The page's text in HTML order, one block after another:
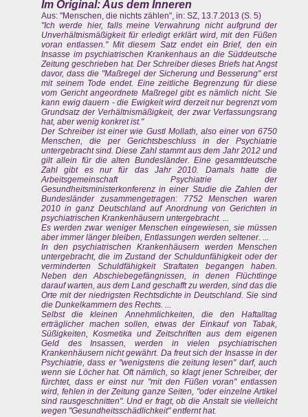
Im Original: Aus dem Inneren
Aus: "Menschen, die nichts zählen", in: SZ, 13.7.2013 (S. 5)
"Ich werde hier, falls meine Verwahrung nicht aufgrund der
Unverhältnismäßigkeit für erledigt erklärt wird, mit den Füßen
voran entlassen." Mit diesem Satz endet ein Brief, den ein
Insasse im psychiatrischen Krankenhaus an die Süddeutsche
Zeitung geschrieben hat. Der Schreiber dieses Briefs hat Angst
davor, dass die "Maßregel der Sicherung und Besserung" erst
mit seinem Tode endet. Eine zeitliche Begrenzung für diese
vom Gericht angeordnete Maßregel gibt es nämlich nicht. Sie
kann ewig dauern - die Ewigkeit wird derzeit nur begrenzt vom
Grundsatz der Verhältnismäßigkeit, der zwar Verfassungsrang
hat, aber wenig konkret ist."
Der Schreiber ist einer wie Gustl Mollath, also einer von 6750
Menschen, die per Gerichtsbeschluss in der Psychiatrie
untergebracht sind. Diese Zahl stammt aus dem Jahr 2012 und
gilt allein für die alten Bundesländer. Eine gesamtdeutsche
Zahl gibt es nur für das Jahr 2010. Damals hatte die
Arbeitsgemeinschaft Psychiatrie der
Gesundheitsministerkonferenz in einer Studie die Zahlen der
Bundesländer zusammengetragen: 7752 Menschen waren
2010 in ganz Deutschland auf Anordnung von Gerichten in
psychiatrischen Krankenhäusern untergebracht. ...
Es werden zwar weniger Menschen eingewiesen, sie müssen
aber immer länger bleiben, Entlassungen werden seltener. ...
In den psychiatrischen Krankenhäusern werden Menschen
untergebracht, die im Zustand der Schuldunfähigkeit oder der
verminderten Schuldfähigkeit Straftaten begangen haben.
Neben den Abschiebegefängnissen, in denen Flüchtlinge
darauf warten, aus dem Land geschafft zu werden, sind das die
Orte mit der niedrigsten Rechtsdichte in Deutschland. Sie sind
die Dunkelkammern des Rechts. ...
Selbst die kleinen Annehmlichkeiten, die den Haftalltag
erträglicher machen sollen, etwas der Einkauf von Tabak,
Süßigkeiten, Kosmetika und Zeitschriften aus dem eigenen
Geld des Insassen, werden in vielen psychiatrischen
Krankenhäusern nicht gewährt. Da freut sich der Insasse in der
Psychiatrie, dass er "wenigstens die zeitung lesen" darf, auch
wenn sie Löcher hat. Oft nämlich, so klagt jener Schreiber, der
fürchtet, dass er einst nur "mit den Füßen voran" entlassen
wird, fehlen in der Zeitung ganze Seiten, "oder einzelne Artikel
sind rausgeschnitten". Und er fragt, ob die Anstalt sie vielleicht
wegen "Gesundheitsschädlichkeit" entfernt hat.